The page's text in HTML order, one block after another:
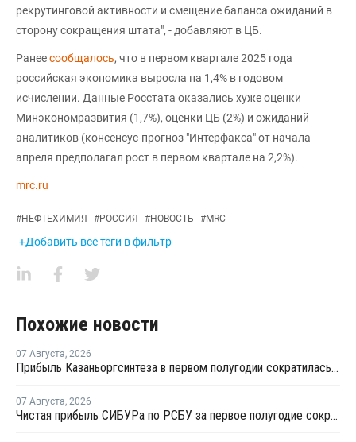
рекрутинговой активности и смещение баланса ожиданий в
сторону сокращения штата", - добавляют в ЦБ.
Ранеесообщалось, что в первом квартале 2025 года
российская экономика выросла на 1,4% в годовом
исчислении. Данные Росстата оказались хуже оценки
Минэкономразвития (1,7%), оценки ЦБ (2%) и ожиданий
аналитиков (консенсус-прогноз "Интерфакса" от начала
апреля предполагал рост в первом квартале на 2,2%).
mrc.ru
#НЕФТЕХИМИЯ #РОССИЯ #НОВОСТЬ #MRC
+Добавить все теги в фильтр
Похожие новости
07 Августа, 2026
Прибыль Казаньоргсинтеза в первом полугодии сократилась более чем в 2 раза
07 Августа, 2026
Чистая прибыль СИБУРа по РСБУ за первое полугодие сократилась в 3,6 раза